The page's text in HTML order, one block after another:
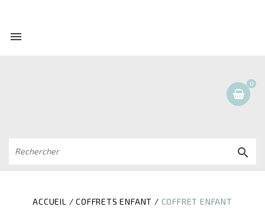

0

ACCUEIL COFFRETS ENFANT
COFFRET ENFANT